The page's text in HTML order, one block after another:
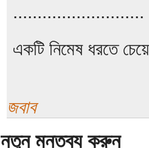
...........................
একটি নিমেষ ধরতে
জবাব
নতুন মন্তব্য করুন